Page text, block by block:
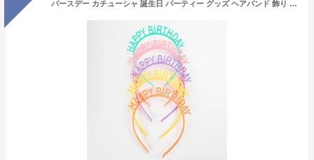
バースデー カチューシャ 誕生日 パーティー グッズ ヘアバンド 飾り デコレーション 子ども キッズ ベビー ハーフバースデー 韓国 雑貨 可愛い おしゃれ お祝い